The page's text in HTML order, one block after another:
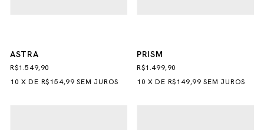
ASTRA
R$1.549,90
10 XDE R$154,99 SEM JUROS
PRISM
R$1.499,90
10 XDE R$149,99 SEM JUROS